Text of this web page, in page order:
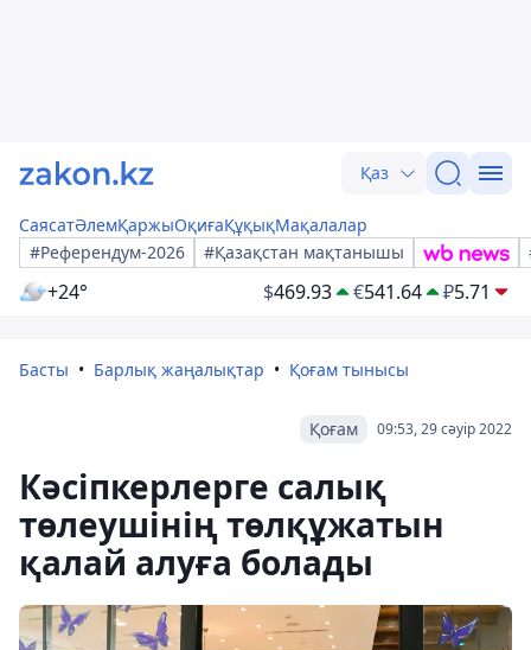
Қаз
СаясатӘлемҚаржыОқиғаҚұқықМақалалар
#Референдум-2026
#Қазақстан мақтанышы
+24° $469.93 €541.64 ₽5.71
Басты Барлық жаңалықтар Қоғам тынысы
09:53, 29 сәуір 2022
Қоғам
Кәсіпкерлерге салық
төлеушінің төлқұжатын
қалай алуға болады